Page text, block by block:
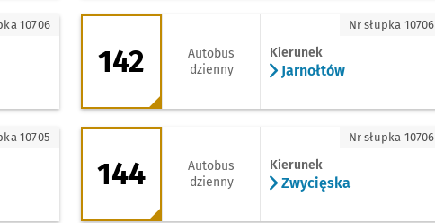
10706 142 - kierunek Jarnołtów
142
Autobus
dzienny
Kierunek
Jarnołtów
Nr słupka 10706
10705 144 - kierunek Zwycięska
144
Autobus
dzienny
Kierunek
Zwycięska
Nr słupka 10706